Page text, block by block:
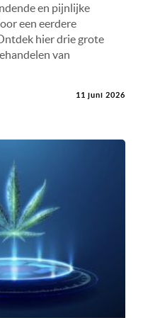
en pijnlijke
een eerdere
hier drie grote
van
11 juni 2026